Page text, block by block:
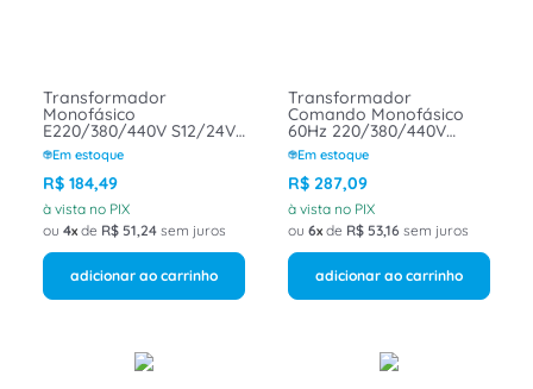
Transformador
Monofásico
E220/380/440V S12/24V
100VA 10TMC067 Minuzzi
Em estoque
R$ 184,49
à vista no PIX
ou 4 de R$ 51,24 sem juros
adicionar ao carrinho
Transformador
Comando Monofásico
60Hz 220/380/440V
110/220V 200VA
20TMC029 Minuzzi
Em estoque
R$ 287,09
à vista no PIX
ou 6 de R$ 53,16 sem juros
adicionar ao carrinho